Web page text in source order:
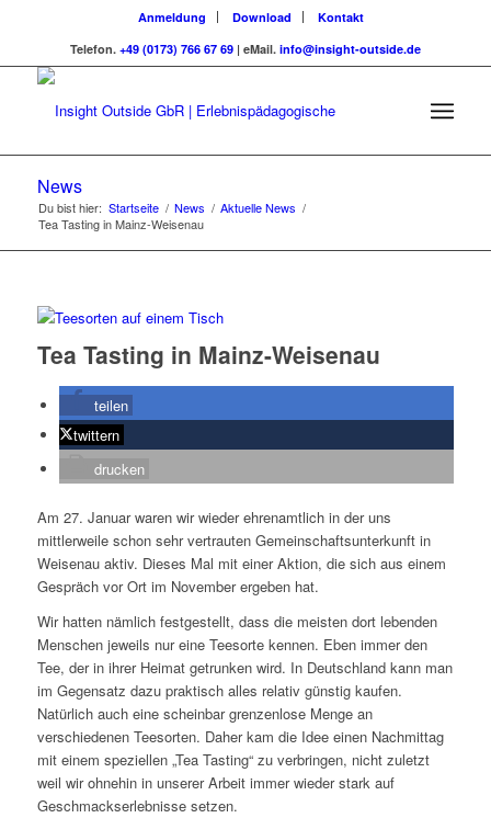
Anmeldung Download
Kontakt
Telefon. +49 (0173) 766 67 69| eMail. info@insight-outside.de
News
Du bist hier: Startseite / News / Aktuelle News /
Tea Tasting in Mainz-Weisenau
Tea Tasting in Mainz-Weisenau
teilen
twittern
drucken
Am 27. Januar waren wir wieder ehrenamtlich in der uns
mittlerweile schon sehr vertrauten Gemeinschaftsunterkunft in
Weisenau aktiv. Dieses Mal mit einer Aktion, die sich aus einem
Gespräch vor Ort im November ergeben hat.
Wir hatten nämlich festgestellt, dass die meisten dort lebenden
Menschen jeweils nur eine Teesorte kennen. Eben immer den
Tee, der in ihrer Heimat getrunken wird. In Deutschland kann man
im Gegensatz dazu praktisch alles relativ günstig kaufen.
Natürlich auch eine scheinbar grenzenlose Menge an
verschiedenen Teesorten. Daher kam die Idee einen Nachmittag
mit einem speziellen „Tea Tasting“ zu verbringen, nicht zuletzt
weil wir ohnehin in unserer Arbeit immer wieder stark auf
Geschmackserlebnisse setzen.